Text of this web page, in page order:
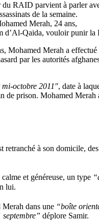
du RAID parvient à parler
de la semaine.
Merah, 24 ans,
Qaida, vouloir punir la
Merah a
par les autorités
octobre 2011″, date à
de prison. Mohamed
à son domicile,
et généreuse, un type
lui.
Merah dans une “boîte
septembre” déplore Samir.